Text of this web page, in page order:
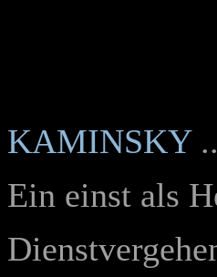
KAMINSKY
Ein einst als